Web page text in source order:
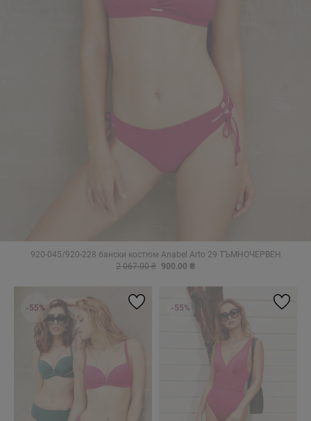
920-045/920-228 бански костюм Anabel Arto 29 ТЪМНОЧЕРВЕН
2 067.00 ₴ 900.00 ₴
-55% -55%